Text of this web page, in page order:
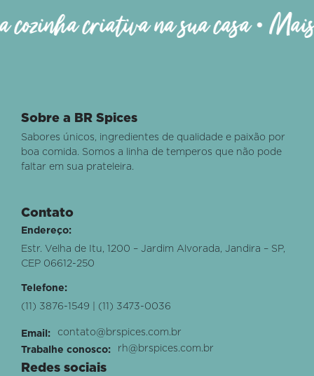
criativa na sua casa • Mais
Sobre a BR Spices
Sabores únicos, ingredientes de qualidade e paixão por
boa comida. Somos a linha de temperos que não pode
faltar em sua prateleira.
Contato
Endereço:
Estr. Velha de Itu, 1200 – Jardim Alvorada, Jandira – SP,
CEP 06612-250
Telefone:
(11) 3876-1549 | (11) 3473-0036
Email:
contato@brspices.com.br
Trabalhe conosco:
rh@brspices.com.br
Redes sociais